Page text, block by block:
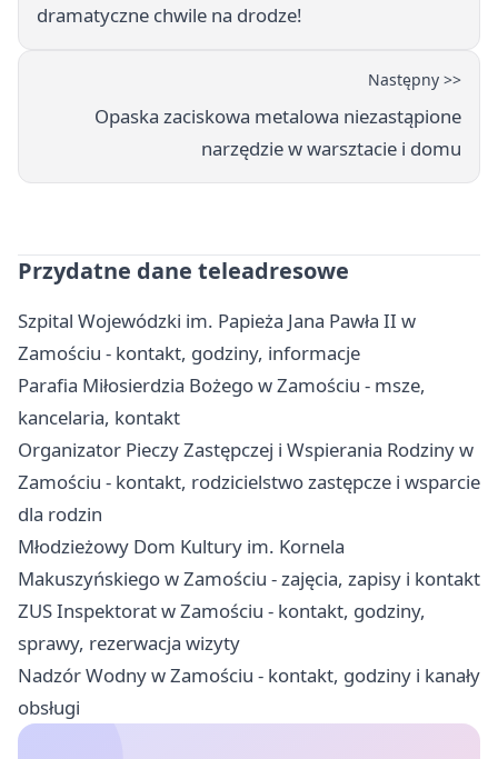
dramatyczne chwile na drodze!
Następny >>
Opaska zaciskowa metalowa niezastąpione
narzędzie w warsztacie i domu
Przydatne dane teleadresowe
Szpital Wojewódzki im. Papieża Jana Pawła II w
Zamościu - kontakt, godziny, informacje
Parafia Miłosierdzia Bożego w Zamościu - msze,
kancelaria, kontakt
Organizator Pieczy Zastępczej i Wspierania Rodziny w
Zamościu - kontakt, rodzicielstwo zastępcze i wsparcie
dla rodzin
Młodzieżowy Dom Kultury im. Kornela
Makuszyńskiego w Zamościu - zajęcia, zapisy i kontakt
ZUS Inspektorat w Zamościu - kontakt, godziny,
sprawy, rezerwacja wizyty
Nadzór Wodny w Zamościu - kontakt, godziny i kanały
obsługi